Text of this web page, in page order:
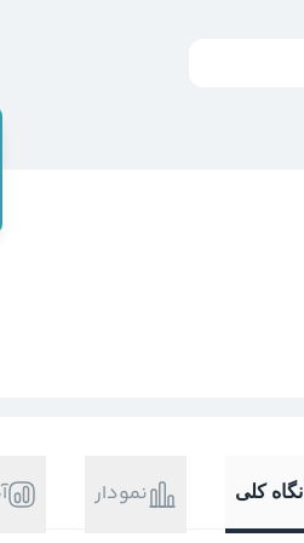
نگاه کلی نمودار